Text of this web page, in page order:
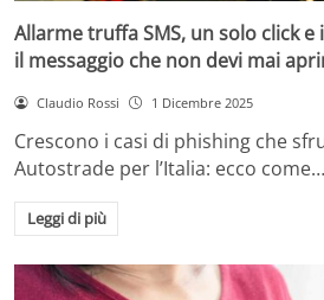
Allarme truffa SMS, un solo click
il messaggio che non devi mai
Claudio Rossi 1 Dicembre 2025
Crescono i casi di phishing che
Autostrade per l’Italia: ecco come…
Leggi di più